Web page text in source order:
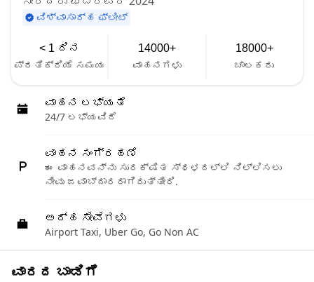
ವಿಶ್ವಾಸಾರ್ಹ ಫ್ಲೀಟ್
< 1 ದಿನ
ಪ್ರತಿಕ್ರಿಯೆ ಸಮಯ
14000+
ವಾಹನಗಳು
18000+
ಚಾಲಕರು
ವಾಹನ ಲಭ್ಯತೆ
24/7 ಲಭ್ಯವಿದೆ
ವಾಹನ ಸಂಗ್ರಹಣೆ
ಈ ವಾಹನವನ್ನು ಸುರಕ್ಷಿತ ಸ್ಥಳದಲ್ಲಿ ನಿಲ್ಲಿಸಲು
ನೀವು ಜವಾಬ್ದಾರರಾಗಿರುತ್ತೀರಿ.
ಅರ್ಹ ಸೇವೆಗಳು
Airport Taxi, Uber Go, Go Non AC
ವಾರದ ಬಾಡಿಗೆ